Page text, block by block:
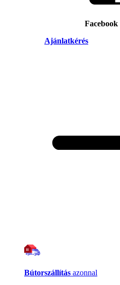
Facebook
Ajánlatkérés
Bútorszállítás azonnal